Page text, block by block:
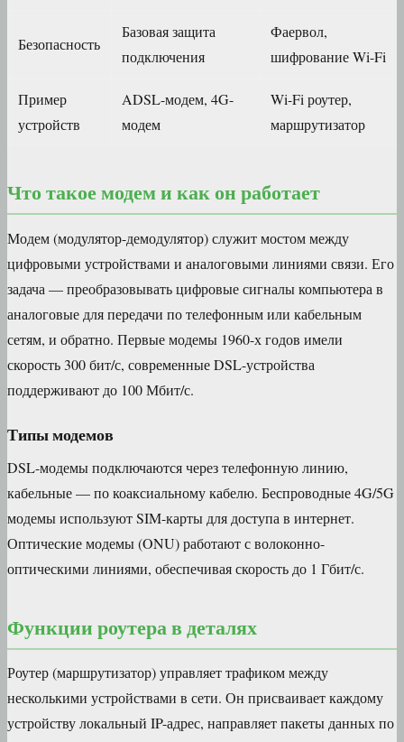
Безопасность
Базовая защита
подключения
Фаервол,
шифрование Wi-Fi
Пример
устройств
ADSL-модем, 4G-
модем
Wi-Fi роутер,
маршрутизатор
Что такое модем и как он работает
Модем (модулятор-демодулятор) служит мостом между
цифровыми устройствами и аналоговыми линиями связи. Его
задача — преобразовывать цифровые сигналы компьютера в
аналоговые для передачи по телефонным или кабельным
сетям, и обратно. Первые модемы 1960-х годов имели
скорость 300 бит/с, современные DSL-устройства
поддерживают до 100 Мбит/с.
Типы модемов
DSL-модемы подключаются через телефонную линию,
кабельные — по коаксиальному кабелю. Беспроводные 4G/5G
модемы используют SIM-карты для доступа в интернет.
Оптические модемы (ONU) работают с волоконно-
оптическими линиями, обеспечивая скорость до 1 Гбит/с.
Функции роутера в деталях
Роутер (маршрутизатор) управляет трафиком между
несколькими устройствами в сети. Он присваивает каждому
устройству локальный IP-адрес, направляет пакеты данных по